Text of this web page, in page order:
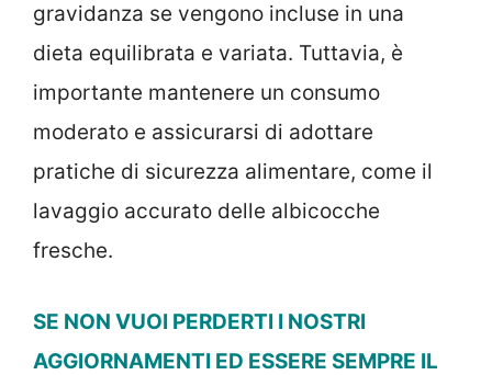
gravidanza se vengono incluse in una
dieta equilibrata e variata. Tuttavia, è
importante mantenere un consumo
moderato e assicurarsi di adottare
pratiche di sicurezza alimentare, come il
lavaggio accurato delle albicocche
fresche.
SE NON VUOI PERDERTI I NOSTRI
AGGIORNAMENTI ED ESSERE SEMPRE IL